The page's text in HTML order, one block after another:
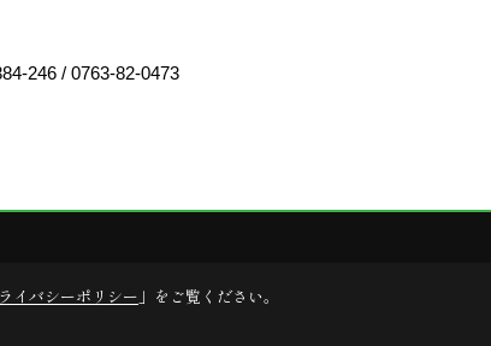
246 / 0763-82-0473
イバシーポリシー 」をご覧ください。